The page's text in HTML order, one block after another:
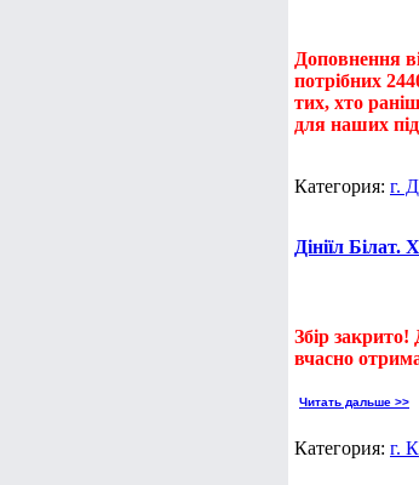
Доповнення
потрібних
тих, хто
для наших
Категория: г.
Дініїл
Збір
вчасно
Читать дальше >>
Категория: г.